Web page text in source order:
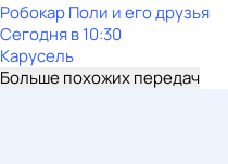
Робокар Поли и его друзья
Сегодня в 10:30
Карусель
Больше похожих передач